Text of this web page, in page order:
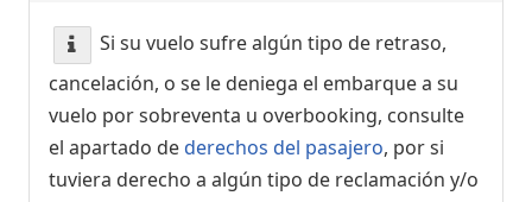
Si su vuelo sufre algún tipo de retraso,
cancelación, o se le deniega el embarque a su
vuelo por sobreventa u overbooking, consulte
el apartado dederechos del pasajero, por si
tuviera derecho a algún tipo de reclamación y/o